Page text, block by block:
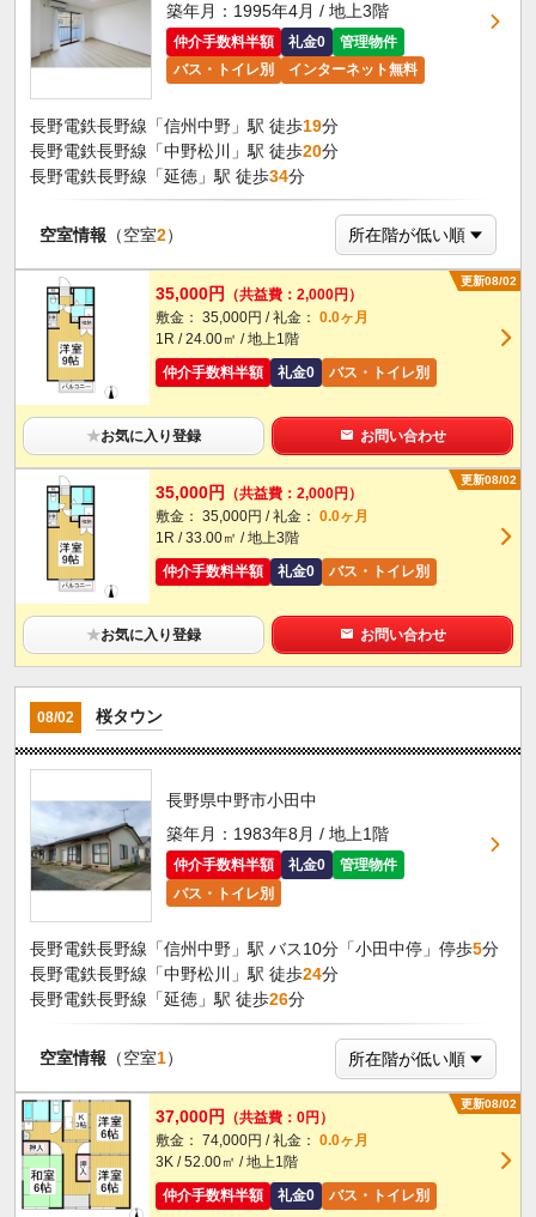
築年月：1995年4月 / 地上3階
仲介手数料半額 礼金0
管理物件
バス・トイレ別
インターネット無料
長野電鉄長野線「信州中野」駅 徒歩19分
長野電鉄長野線「中野松川」駅 徒歩20分
長野電鉄長野線「延徳」駅 徒歩34分
空室情報 （空室2）
更新08/02
35,000円
（共益費：2,000円）
敷金： 35,000円 / 礼金： 0.0ヶ月
1R / 24.00㎡ / 地上1階
仲介手数料半額
礼金0 バス・トイレ別
★お気に入り登録 お問い合わせ
更新08/02
35,000円
（共益費：2,000円）
敷金： 35,000円 / 礼金： 0.0ヶ月
1R / 33.00㎡ / 地上3階
仲介手数料半額
礼金0 バス・トイレ別
★お気に入り登録 お問い合わせ
08/02 桜タウン
長野県中野市小田中
築年月：1983年8月 / 地上1階
仲介手数料半額 礼金0
管理物件
バス・トイレ別
長野電鉄長野線「信州中野」駅 バス10分「小田中停」停歩5分
長野電鉄長野線「中野松川」駅 徒歩24分
長野電鉄長野線「延徳」駅 徒歩26分
空室情報 （空室1）
更新08/02
37,000円
（共益費：0円）
敷金： 74,000円 / 礼金： 0.0ヶ月
3K / 52.00㎡ / 地上1階
仲介手数料半額
礼金0 バス・トイレ別